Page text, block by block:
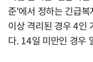
준'에서 정하는 긴급
이상 격리된 경우 4인
다. 14일 미만인 경우